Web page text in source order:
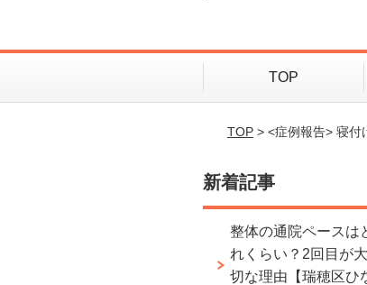
TOP
TOP> <症例報告> 寝付
新着記事
整体の通院ペースは
れくらい？2回目が大
切な理由【瑞穂区ひ